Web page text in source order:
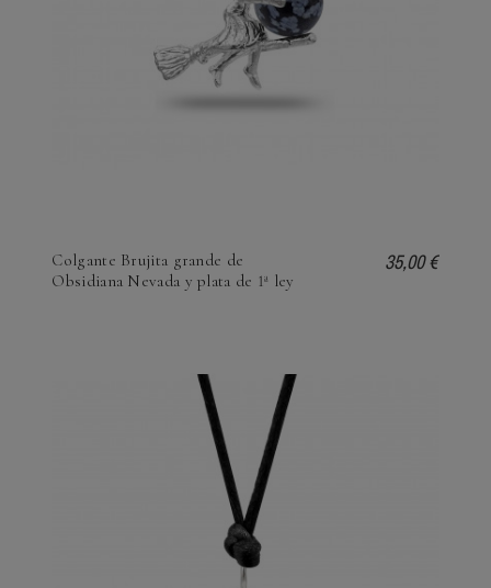
Colgante Brujita grande de
Obsidiana Nevada y plata de 1ª ley
35,00 €